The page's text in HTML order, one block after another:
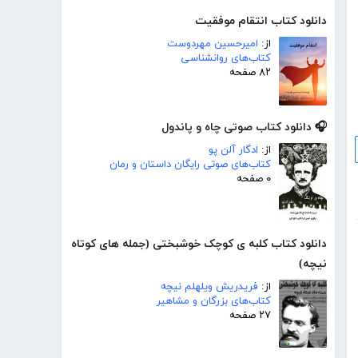
دانلود کتاب انتقام موفقیت
از: امیرحسین مهردوست
کتاب‌های روانشناسی
۸۲ صفحه
🎧 دانلود کتاب صوتی چاه و پاندول
از: ادگار آلن پو
کتاب‌های صوتی رایگان داستان و رمان
۰ صفحه
دانلود کتاب کلبه ی کوچک خوشبختی (جمله های کوتاه
نیچه)
از: فریدریش ویلهلم نیچه
کتاب‌های بزرگان و مشاهیر
۲۷ صفحه